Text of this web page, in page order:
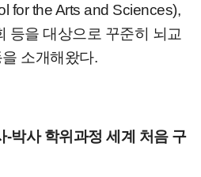
for the Arts and Sciences),
등을 대상으로 꾸준히 뇌교
소개해왔다.
-박사 학위과정 세계 처음 구